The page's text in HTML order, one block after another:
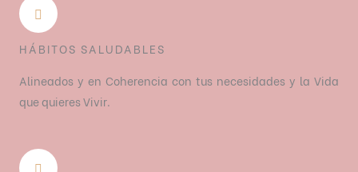
HÁBITOS SALUDABLES
Alineados y en Coherencia con tus necesidades y la Vida
que quieres Vivir.